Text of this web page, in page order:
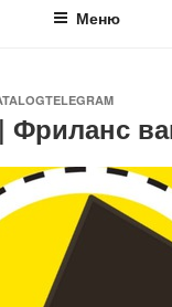
Меню
Фриланс